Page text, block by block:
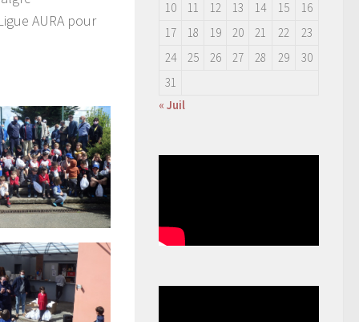
AURA pour
10
11 12 13 14 15
16
17
18 19 20 21 22
23
24
25 26 27 28 29
30
31
« Juil